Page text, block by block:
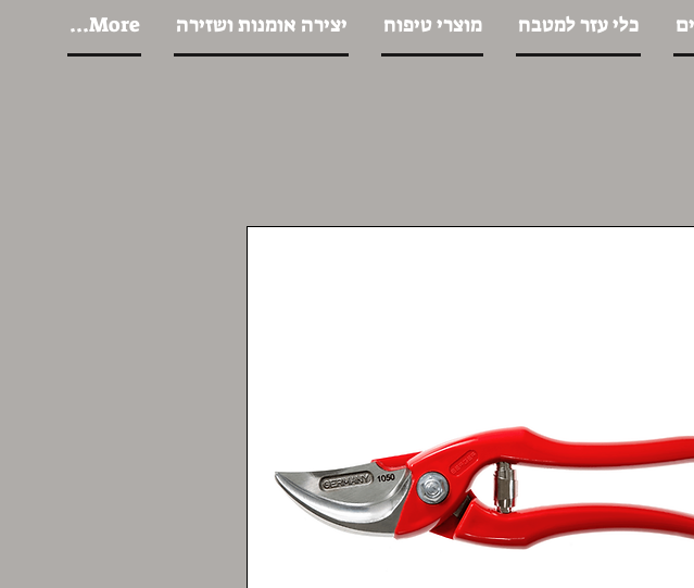
כלי עזר למטבח מוצרי טיפוח יצירה אומנות ושזירה More...